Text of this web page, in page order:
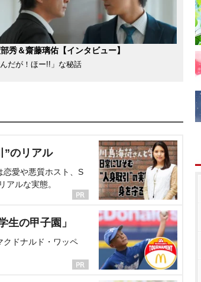
秀＆齋藤璃佑【インタビュー】
んだが！ほー!!」な秘話
”のリアル
恋愛や悪質ホスト、S
アルな実態。
生の甲子園」
クドナルド・ワッペ